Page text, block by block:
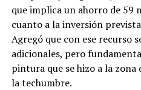
que implica un ahorro de 59
cuanto a la inversión
Agregó que con ese recurso
adicionales, pero
pintura que se hizo a la zona
la techumbre.